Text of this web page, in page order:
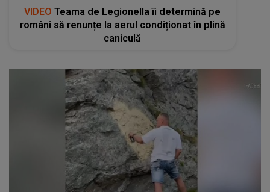
VIDEO Teama de Legionella îi determină pe
români să renunțe la aerul condiționat în plină
caniculă